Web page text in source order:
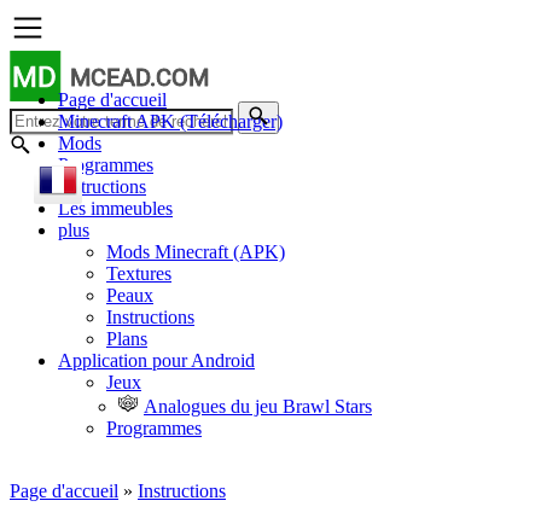
MD MCEAD.COM
Page d'accueil
Minecraft APK (Télécharger)
Mods
Programmes
Instructions
Les immeubles
plus
Mods Minecraft (APK)
Textures
Peaux
Instructions
Plans
Application pour Android
Jeux
Analogues du jeu Brawl Stars
Programmes
Page d'accueil » Instructions